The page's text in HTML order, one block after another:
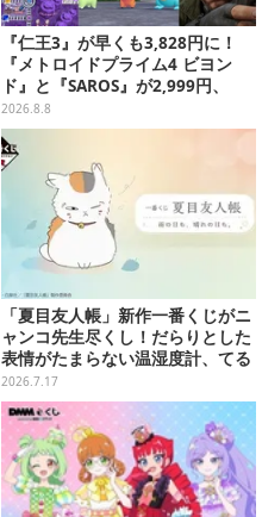
『仁王3』が早くも3,828円に！
『メトロイドプライム4 ビヨン
ド』と『SAROS』が2,999円、
『メタルギアソリッド Δ』は2,49
9円─ゲオ店舗＆ストアのゲームセ
ールは8月8日から
2026.8.8
「夏目友人帳」新作一番くじがニ
ャンコ先生尽くし！だらりとした
表情がたまらない温湿度計、てる
てる坊主姿のマスコットなど全ラ
インナップ公開
2026.7.17